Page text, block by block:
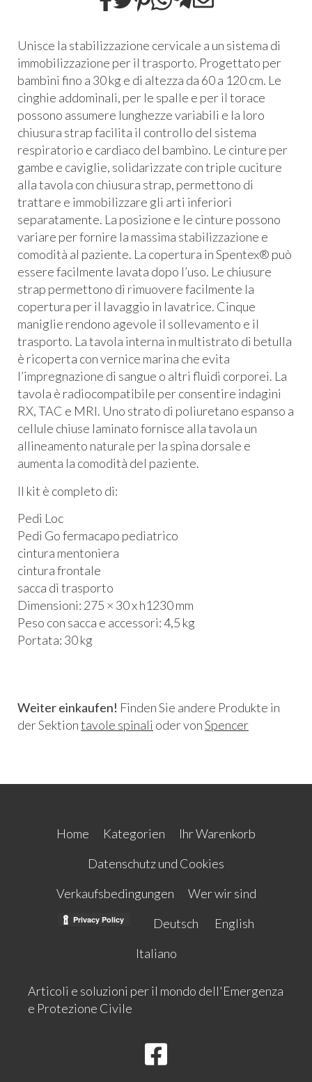
Unisce la stabilizzazione cervicale a un sistema di
immobilizzazione per il trasporto. Progettato per
bambini fino a 30 kg e di altezza da 60 a 120 cm. Le
cinghie addominali, per le spalle e per il torace
possono assumere lunghezze variabili e la loro
chiusura strap facilita il controllo del sistema
respiratorio e cardiaco del bambino. Le cinture per
gambe e caviglie, solidarizzate con triple cuciture
alla tavola con chiusura strap, permettono di
trattare e immobilizzare gli arti inferiori
separatamente. La posizione e le cinture possono
variare per fornire la massima stabilizzazione e
comodità al paziente. La copertura in Spentex® può
essere facilmente lavata dopo l’uso. Le chiusure
strap permettono di rimuovere facilmente la
copertura per il lavaggio in lavatrice. Cinque
maniglie rendono agevole il sollevamento e il
trasporto. La tavola interna in multistrato di betulla
è ricoperta con vernice marina che evita
l’impregnazione di sangue o altri fluidi corporei. La
tavola è radiocompatibile per consentire indagini
RX,TAC e MRI. Uno strato di poliuretano espanso a
cellule chiuse laminato fornisce alla tavola un
allineamento naturale per la spina dorsale e
aumenta la comodità del paziente.
Il kit è completo di:
Pedi Loc
Pedi Go fermacapo pediatrico
cintura mentoniera
cintura frontale
sacca di trasporto
Dimensioni: 275 × 30 x h1230 mm
Peso con sacca e accessori: 4,5 kg
Portata: 30 kg
Weiter einkaufen! Finden Sie andere Produkte in
der Sektiontavole spinali oder vonSpencer
Home Kategorien
Ihr Warenkorb
Datenschutz und Cookies
Verkaufsbedingungen
Wer wir sind
Deutsch
English
Italiano
Articoli e soluzioni per il mondo dell'Emergenza
e Protezione Civile